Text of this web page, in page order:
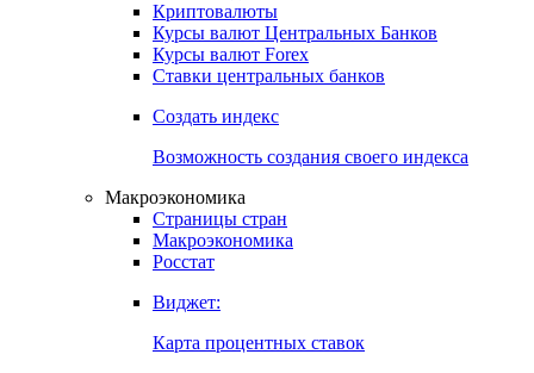
Криптовалюты
Курсы валют Центральных Банков
Курсы валют Forex
Ставки центральных банков
Создать индекс
Возможность создания своего индекса
Макроэкономика
Страницы стран
Макроэкономика
Росстат
Виджет:
Карта процентных ставок